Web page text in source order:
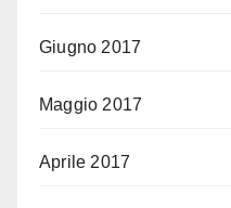
Giugno 2017
Maggio 2017
Aprile 2017